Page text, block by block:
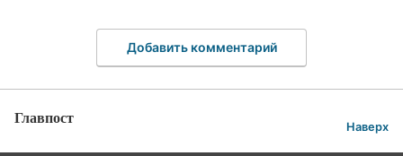
Добавить комментарий
Главпост Наверх